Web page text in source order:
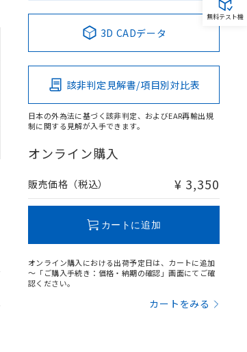
3D CADデータ
該非判定見解書/項目別対比表
日本の外為法に基づく該非判定、およびEAR再輸出規
制に関する見解が入手できます。
オンライン購入
販売価格（税込） ¥ 3,350
カートに追加
オンライン購入における出荷予定日は、カートに追加
～「ご購入手続き：価格・納期の確認」画面にてご確
認ください。
カートをみる
無料テスト機